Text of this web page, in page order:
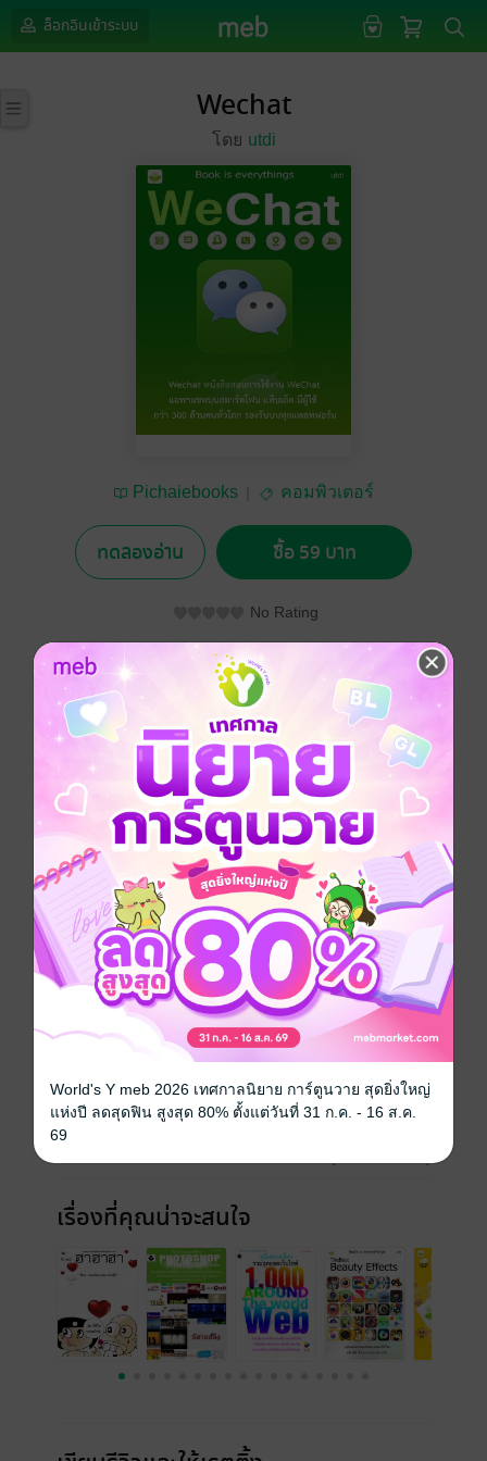
ล็อกอินเข้าระบบ
Wechat
โดย utdi
Pichaiebooks คอมพิวเตอร์
ทดลองอ่าน ซื้อ 59 บาท
No Rating
อยากได้ ซื้อเป็นของขวัญ แชร์
Wechat หนังสือสอนการใช้งาน WeChat แอพแชทบน
สมาร์ทโฟน แท็บเล็ต
พร้อมฟีเจอร์ ส่งข้อความตัวหนังสือ แบ่งปันภาพถ่าย
สติ๊กเกอร์การ์ตูนน่ารักข้อความเสียง ภาพ วีดิโอคอล แชท
แบบเห็นหน้าคมชัดด้วยระบบ HD ฟีเจอร์เขย่าโทรศัพท์
ของคุณและเพื่อนพร้อมกัน หรือสแกนรหัส QR รองรับการ
ใช้งานมากถึง 18 ภาษา ที่สมบูรณ์แบบมีจำนวนสมาชิก
กว่า 300 ล้านคนทั่วโลก รองรับทุกแพลทฟอร์มบน สมาร์ท
โฟน แท็บเล็ต
ประเภทไฟล์ pdf
ความยาว 124 หน้า
เรื่องที่คุณน่าจะสนใจ
World's Y meb 2026 เทศกาลนิยาย การ์ตูนวาย สุดยิ่งใหญ่
แห่งปี ลดสุดฟิน สูงสุด 80% ตั้งแต่วันที่ 31 ก.ค. - 16 ส.ค.
69